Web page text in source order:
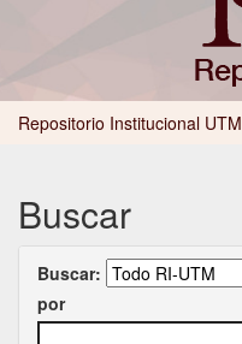
Repositorio Institucional UTM
Buscar
Buscar:
por